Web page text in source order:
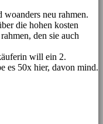
woanders neu rahmen.
die hohen kosten
den sie auch
will ein 2.
es 50x hier, davon mind.